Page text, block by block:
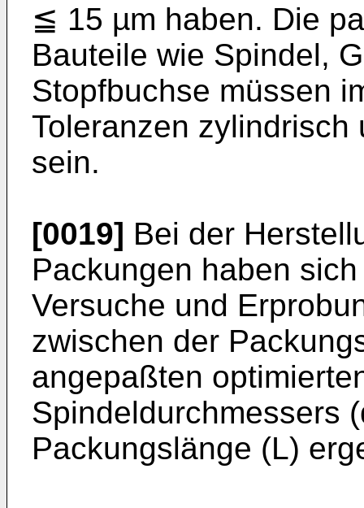
≦ 15 µm haben. Die
Bauteile wie Spindel,
Stopfbuchse müssen
Toleranzen
sein.
[0019] Bei der
Packungen haben
Versuche und
zwischen der
angepaßten
Spindeldurchmessers
Packungslänge (L)